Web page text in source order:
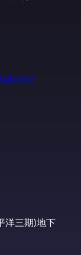
洋三期)地下